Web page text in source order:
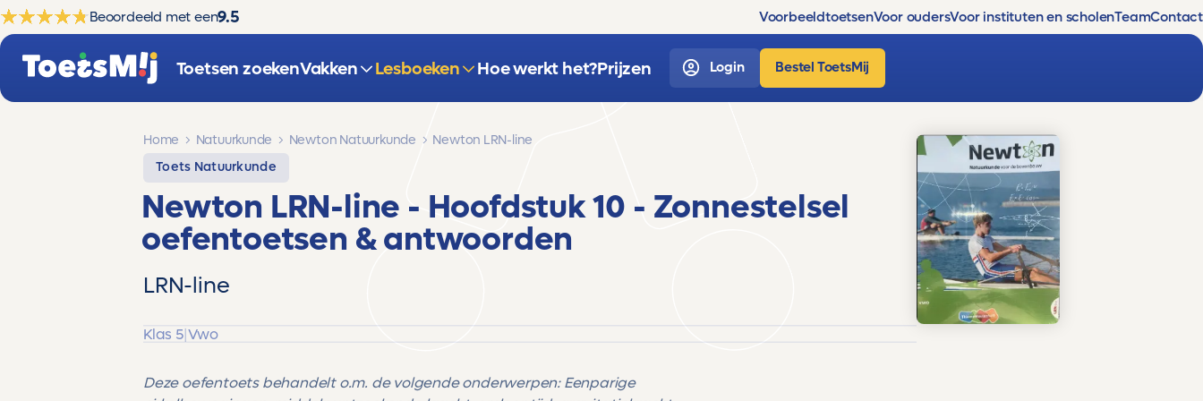
Beoordeeld met een9.5 VoorbeeldtoetsenVoor oudersVoor instituten en scholenTeamContact
Toetsen zoekenVakken Lesboeken Hoe werkt het?Prijzen Login Bestel ToetsMij
Home Natuurkunde Newton Natuurkunde
Newton LRN-line
Toets Natuurkunde
Newton LRN-line - Hoofdstuk 10 - Zonnestelsel
oefentoetsen & antwoorden
LRN-line
Klas 5|Vwo
Deze oefentoets behandelt o.m. de volgende onderwerpen: Eenparige